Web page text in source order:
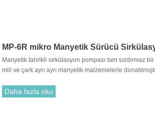
MP-6R mikro Manyetik Sürücü
Manyetik tahrikli sirkülasyon pompası tam sızdırmaz
mili ve çark ayrı ayrı manyetik malzemelerle
dönüşü, tahrik mıknatısı ile tahrik mıknatısı
Daha fazla oku